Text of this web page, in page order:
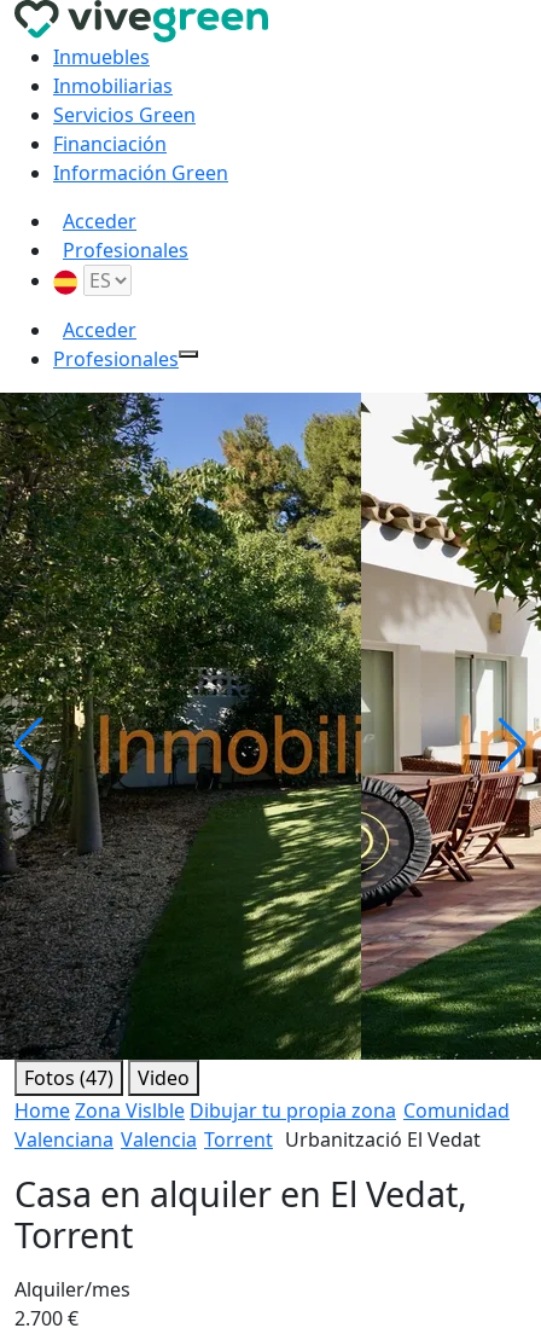
Inmuebles
Inmobiliarias
Servicios Green
Financiación
Información Green
Acceder
Profesionales
Acceder
Profesionales
Fotos (47)
Video
HomeZona Vislble Dibujar tu propia zona Comunidad
Valenciana Valencia Torrent Urbanització El Vedat
Casa en alquiler en El Vedat,
Torrent
Alquiler/mes
2.700 €